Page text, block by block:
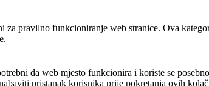
za pravilno funkcioniranje web stranice. Ova
da web mjesto funkcionira i koriste se
pristanak korisnika prije pokretanja ovih